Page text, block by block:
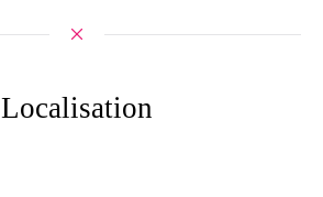
Localisation